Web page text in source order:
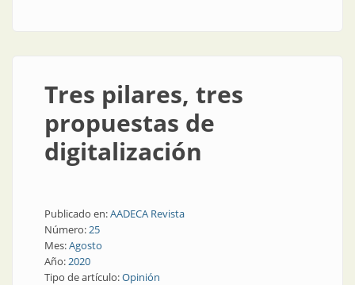
Tres pilares, tres
propuestas de
digitalización
Publicado en:AADECA Revista
Número:25
Mes:Agosto
Año:2020
Tipo de artículo:Opinión